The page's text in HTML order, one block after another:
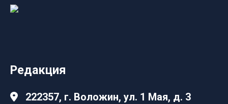
Редакция
222357, г. Воложин, ул. 1 Мая, д. 3